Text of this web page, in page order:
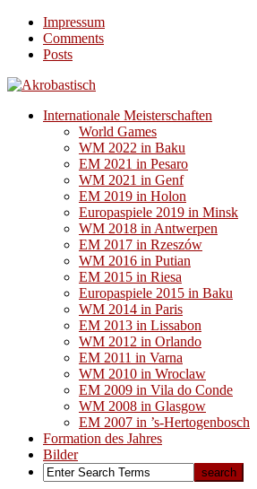
Impressum
Comments
Posts
Internationale Meisterschaften
World Games
WM 2022 in Baku
EM 2021 in Pesaro
WM 2021 in Genf
EM 2019 in Holon
Europaspiele 2019 in Minsk
WM 2018 in Antwerpen
EM 2017 in Rzeszów
WM 2016 in Putian
EM 2015 in Riesa
Europaspiele 2015 in Baku
WM 2014 in Paris
EM 2013 in Lissabon
WM 2012 in Orlando
EM 2011 in Varna
WM 2010 in Wroclaw
EM 2009 in Vila do Conde
WM 2008 in Glasgow
EM 2007 in ’s-Hertogenbosch
Formation des Jahres
Bilder